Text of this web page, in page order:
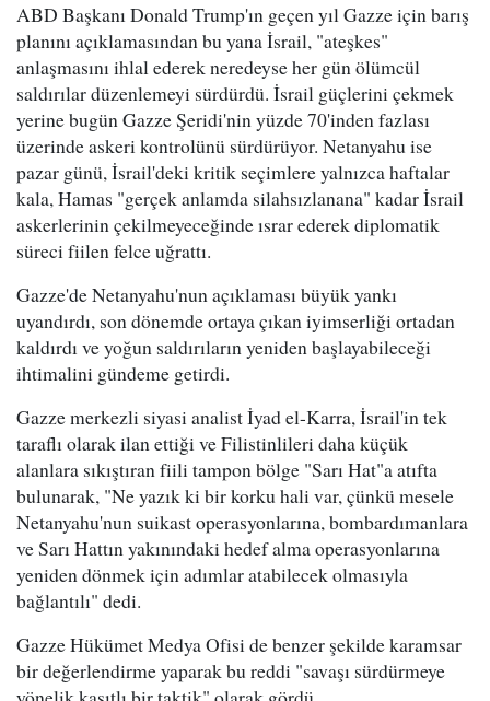
ABD Başkanı Donald Trump'ın geçen yıl Gazze için barış
planını açıklamasından bu yana İsrail, "ateşkes"
anlaşmasını ihlal ederek neredeyse her gün ölümcül
saldırılar düzenlemeyi sürdürdü. İsrail güçlerini çekmek
yerine bugün Gazze Şeridi'nin yüzde 70'inden fazlası
üzerinde askeri kontrolünü sürdürüyor. Netanyahu ise
pazar günü, İsrail'deki kritik seçimlere yalnızca haftalar
kala, Hamas "gerçek anlamda silahsızlanana" kadar İsrail
askerlerinin çekilmeyeceğinde ısrar ederek diplomatik
süreci fiilen felce uğrattı.
Gazze'de Netanyahu'nun açıklaması büyük yankı
uyandırdı, son dönemde ortaya çıkan iyimserliği ortadan
kaldırdı ve yoğun saldırıların yeniden başlayabileceği
ihtimalini gündeme getirdi.
Gazze merkezli siyasi analist İyad el-Karra, İsrail'in tek
taraflı olarak ilan ettiği ve Filistinlileri daha küçük
alanlara sıkıştıran fiili tampon bölge "Sarı Hat"a atıfta
bulunarak, "Ne yazık ki bir korku hali var, çünkü mesele
Netanyahu'nun suikast operasyonlarına, bombardımanlara
ve Sarı Hattın yakınındaki hedef alma operasyonlarına
yeniden dönmek için adımlar atabilecek olmasıyla
bağlantılı" dedi.
Gazze Hükümet Medya Ofisi de benzer şekilde karamsar
bir değerlendirme yaparak bu reddi "savaşı sürdürmeye